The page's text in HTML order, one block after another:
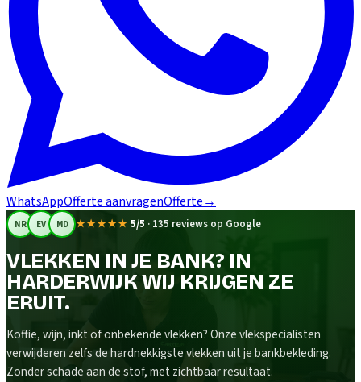
WhatsAppOfferte aanvragenOfferte→
NR EV MD ★★★★★ 5/5 · 135 reviews op Google
VLEKKEN IN JE BANK? IN
HARDERWIJK WIJ KRIJGEN ZE
ERUIT.
Koffie, wijn, inkt of onbekende vlekken? Onze vlekspecialisten
verwijderen zelfs de hardnekkigste vlekken uit je bankbekleding.
Zonder schade aan de stof, met zichtbaar resultaat.